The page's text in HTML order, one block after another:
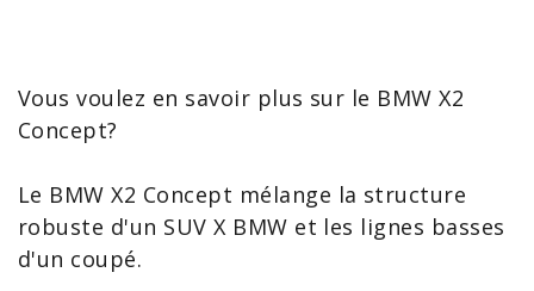
Vous voulez en savoir plus sur le BMW X2
Concept?
Le BMWX2 Concept mélange la structure
robuste d'un SUV X BMW et les lignes basses
d'un coupé.